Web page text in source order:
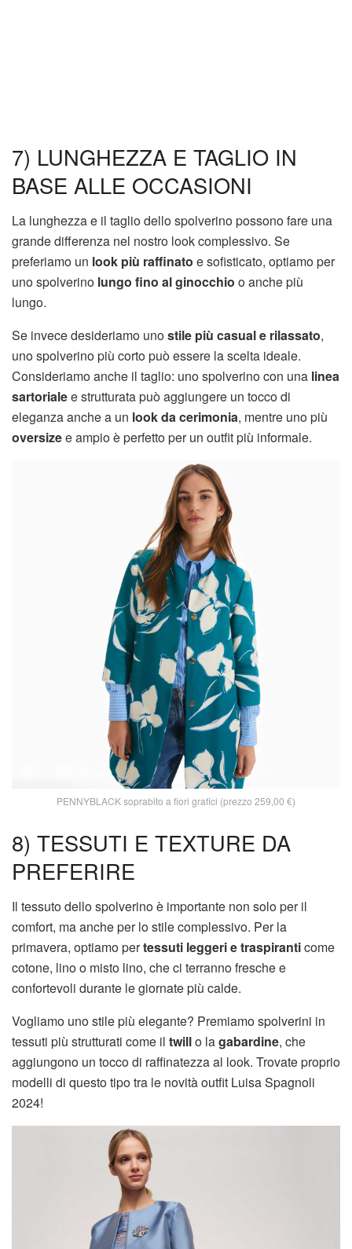
7) LUNGHEZZA E TAGLIO IN
BASE ALLE OCCASIONI
La lunghezza e il taglio dello spolverino possono fare una
grande differenza nel nostro look complessivo. Se
preferiamo un look più raffinato e sofisticato, optiamo per
uno spolverino lungo fino al ginocchio o anche più
lungo.
Se invece desideriamo unostile più casual e rilassato,
uno spolverino più corto può essere la scelta ideale.
Consideriamo anche il taglio: uno spolverino con una linea
sartorialee strutturata può aggiungere un tocco di
eleganza anche a un look da cerimonia, mentre uno più
oversizee ampio è perfetto per un outfit più informale.
PENNYBLACK soprabito a fiori grafici (prezzo 259,00 €)
8) TESSUTI E TEXTURE DA
PREFERIRE
Il tessuto dello spolverino è importante non solo per il
comfort, ma anche per lo stile complessivo. Per la
primavera, optiamo pertessuti leggeri e traspiranticome
cotone, lino o misto lino, che ci terranno fresche e
confortevoli durante le giornate più calde.
Vogliamo uno stile più elegante? Premiamo spolverini in
tessuti più strutturati come il twillo lagabardine, che
aggiungono un tocco di raffinatezza al look. Trovate proprio
modelli di questo tipo tra le novità outfit Luisa Spagnoli
2024!